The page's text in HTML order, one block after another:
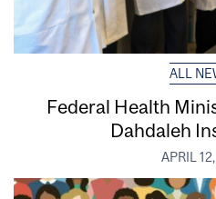
ALL
Federal Health
Dahdaleh
APRIL